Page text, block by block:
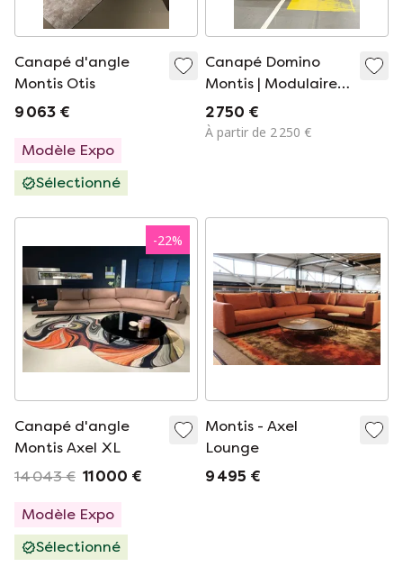
Canapé d'angle
Montis Otis
9 063 €
Modèle Expo
Sélectionné
Canapé Domino
Montis | Modulaire |
Cognac
2 750 €
À partir de 2 250 €
-22%
Canapé d'angle
Montis Axel XL
14 043 € 11 000 €
Modèle Expo
Sélectionné
Montis - Axel
Lounge
9 495 €